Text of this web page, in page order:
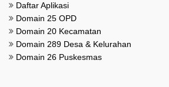
Daftar Aplikasi
Domain 25 OPD
Domain 20 Kecamatan
Domain 289 Desa & Kelurahan
Domain 26 Puskesmas